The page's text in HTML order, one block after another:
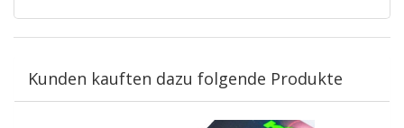
Kunden kauften dazu folgende Produkte